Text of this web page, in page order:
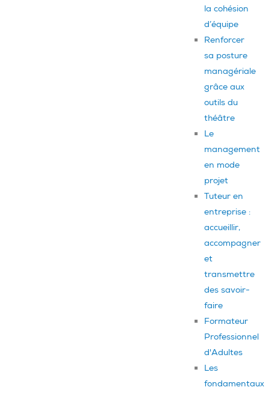
la cohésion
d’équipe
Renforcer
sa posture
managériale
grâce aux
outils du
théâtre
Le
management
en mode
projet
Tuteur en
entreprise :
accueillir,
accompagner
et
transmettre
des savoir-
faire
Formateur
Professionnel
d'Adultes
Les
fondamentaux